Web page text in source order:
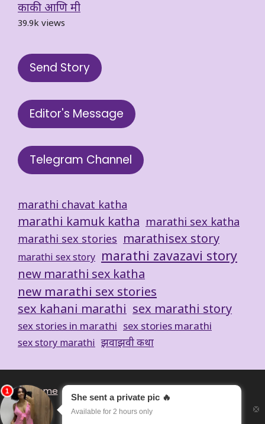
काकी आणि मी
39.9k views
Send Story
Editor's Message
Telegram Channel
marathi chavat katha
marathi kamuk katha marathi sex katha
marathi sex stories marathisex story
marathi sex story marathi zavazavi story
new marathi sex katha
new marathi sex stories
sex kahani marathi sex marathi story
sex stories in marathi sex stories marathi
sex story marathi झवाझवी कथा
Home
DMCA
Terms of Use